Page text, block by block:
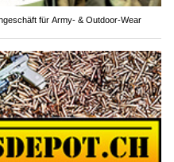
für Army- & Outdoor-Wear